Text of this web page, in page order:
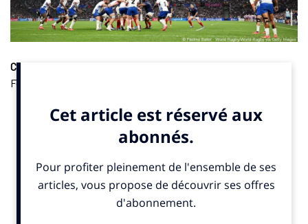
Carrière
Fédération Française de Rugby (FFR), connait maintenant la
sur son compte Linkedinet va bientôtrejoindre le
SportBusiness.Club
Tennis qui va bientôt rejoindre la FFR pour prendre la direction
du département marketing : Johanna Remy Pollet. Cette
professionnelle, qui a passé deux ans à l’Open d’Australie, est